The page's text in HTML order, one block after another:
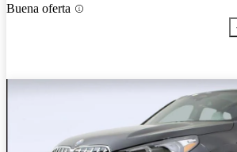
Buena oferta